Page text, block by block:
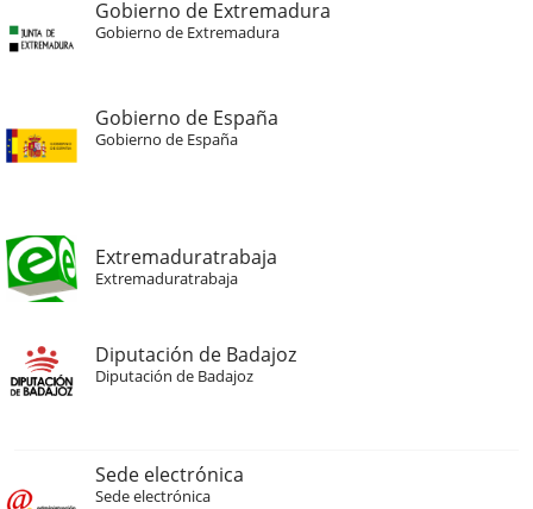
Gobierno de Extremadura
Gobierno de Extremadura
Gobierno de España
Gobierno de España
Extremaduratrabaja
Extremaduratrabaja
Diputación de Badajoz
Diputación de Badajoz
Sede electrónica
Sede electrónica